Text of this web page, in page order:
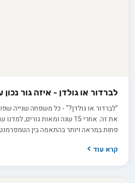
לברדור או גולדן - איזה גור נכון
"לברדור או גולדן?" - כל משפחה שנייה
את זה. אחרי 15 שנה ומאות גורים,
פחות במראה ויותר בהתאמה בין
קרא עוד